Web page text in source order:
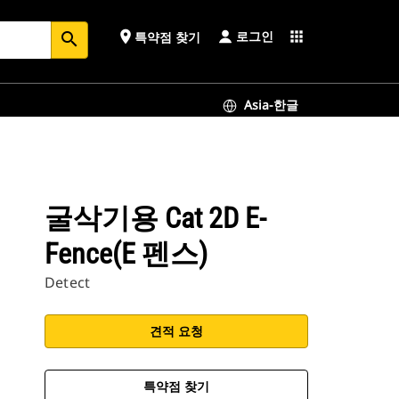
search place 특약점 찾기 로그인 apps
Asia-한글
굴삭기용 Cat 2D E-
Fence(e 펜스)
Detect
견적 요청
특약점 찾기